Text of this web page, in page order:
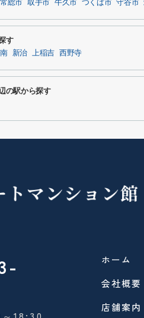
常総市 取手市 牛久市 つくば市 守谷市
す
新治 上稲吉 西野寺
の駅から探す
ホーム
会社概要
店舗案内